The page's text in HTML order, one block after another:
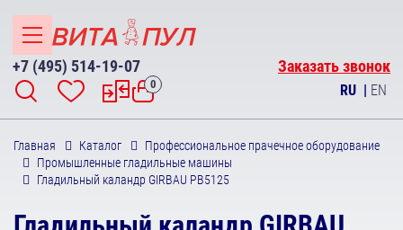
+7 (495) 514-19-07 Заказать звонок
0 RU | EN
Главная Каталог
Профессиональное прачечное оборудование
Промышленные гладильные машины
Гладильный каландр GIRBAU РВ5125